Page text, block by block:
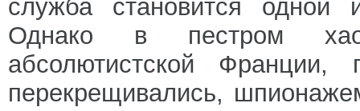
служба становится одной
Однако в пестром
абсолютистской
перекрещивались,